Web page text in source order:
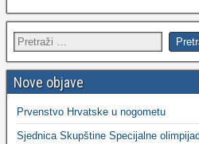
Nove objave
Prvenstvo Hrvatske u nogometu
Sjednica Skupštine Specijalne